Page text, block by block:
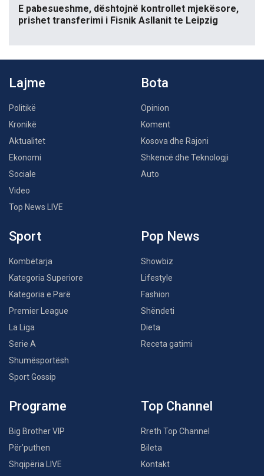
E pabesueshme, dështojnë kontrollet mjekësore,
prishet transferimi i Fisnik Asllanit te Leipzig
Lajme
Politikë
Kronikë
Aktualitet
Ekonomi
Sociale
Video
Top News LIVE
Bota
Opinion
Koment
Kosova dhe Rajoni
Shkencë dhe Teknologji
Auto
Sport
Kombëtarja
Kategoria Superiore
Kategoria e Parë
Premier League
La Liga
Serie A
Shumësportësh
Sport Gossip
Pop News
Showbiz
Lifestyle
Fashion
Shëndeti
Dieta
Receta gatimi
Programe
Big Brother VIP
Për’puthen
Shqipëria LIVE
Top Channel
Rreth Top Channel
Bileta
Kontakt